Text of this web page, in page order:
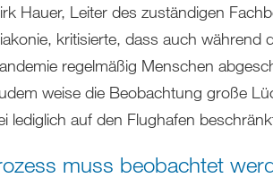
Hauer, Leiter des zuständigen
kritisierte, dass auch während
regelmäßig Menschen
weise die Beobachtung große
lediglich auf den Flughafen
muss beobachtet